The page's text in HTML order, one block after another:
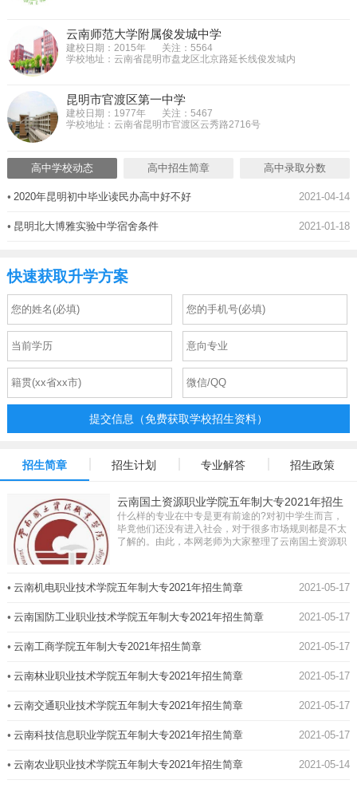
云南师范大学附属俊发城中学
建校日期：2015年
关注：5564
学校地址：云南省昆明市盘龙区北京路延长线俊发城内
昆明市官渡区第一中学
建校日期：1977年
关注：5467
学校地址：云南省昆明市官渡区云秀路2716号
高中学校动态 高中招生简章 高中录取分数
• 2020年昆明初中毕业读民办高中好不好 2021-04-14
• 昆明北大博雅实验中学宿舍条件 2021-01-18
快速获取升学方案
提交信息（免费获取学校招生资料）
招生简章 招生计划 专业解答 招生政策
云南国土资源职业学院五年制大专2021年招生
简章
什么样的专业在中专是更有前途的?对初中学生而言，
毕竟他们还没有进入社会，对于很多市场规则都是不太
了解的。由此，本网老师为大家整理了云南国土资源职
• 云南机电职业技术学院五年制大专2021年招生简章 2021-05-17
• 云南国防工业职业技术学院五年制大专2021年招生简章 2021-05-17
• 云南工商学院五年制大专2021年招生简章 2021-05-17
• 云南林业职业技术学院五年制大专2021年招生简章 2021-05-17
• 云南交通职业技术学院五年制大专2021年招生简章 2021-05-17
• 云南科技信息职业学院五年制大专2021年招生简章 2021-05-17
• 云南农业职业技术学院五年制大专2021年招生简章 2021-05-14